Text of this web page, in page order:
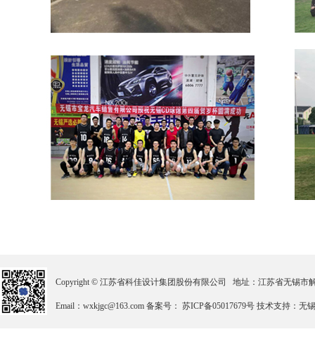
Copyright © 江苏省科佳设计集团股份有限公司 地址：江苏省无锡市
Email：wxkjgc@163.com 备案号： 苏ICP备05017679号 技术支持：无